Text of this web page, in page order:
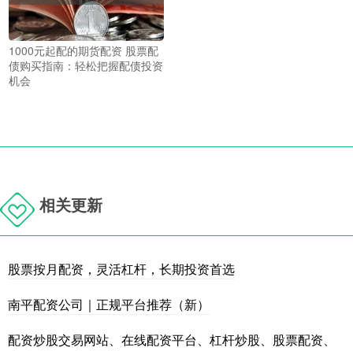
1000元起配的期货配资 股票配
债购买指南：轻松把握配债投资
机会
相关更新
股票按月配资，灵活杠杆，长期投资首选
南平配资公司｜正规平台推荐（新）
配资炒股交易网站、在线配资平台、杠杆炒股、股票配资、